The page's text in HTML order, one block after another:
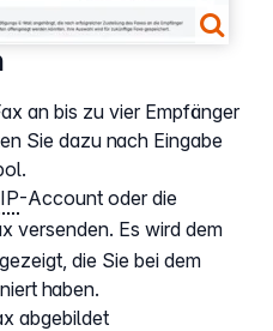
an bis zu vier Empfänger
Sie dazu nach Eingabe
-Account oder die
versenden. Es wird dem
die Sie bei dem
haben.
abgebildet